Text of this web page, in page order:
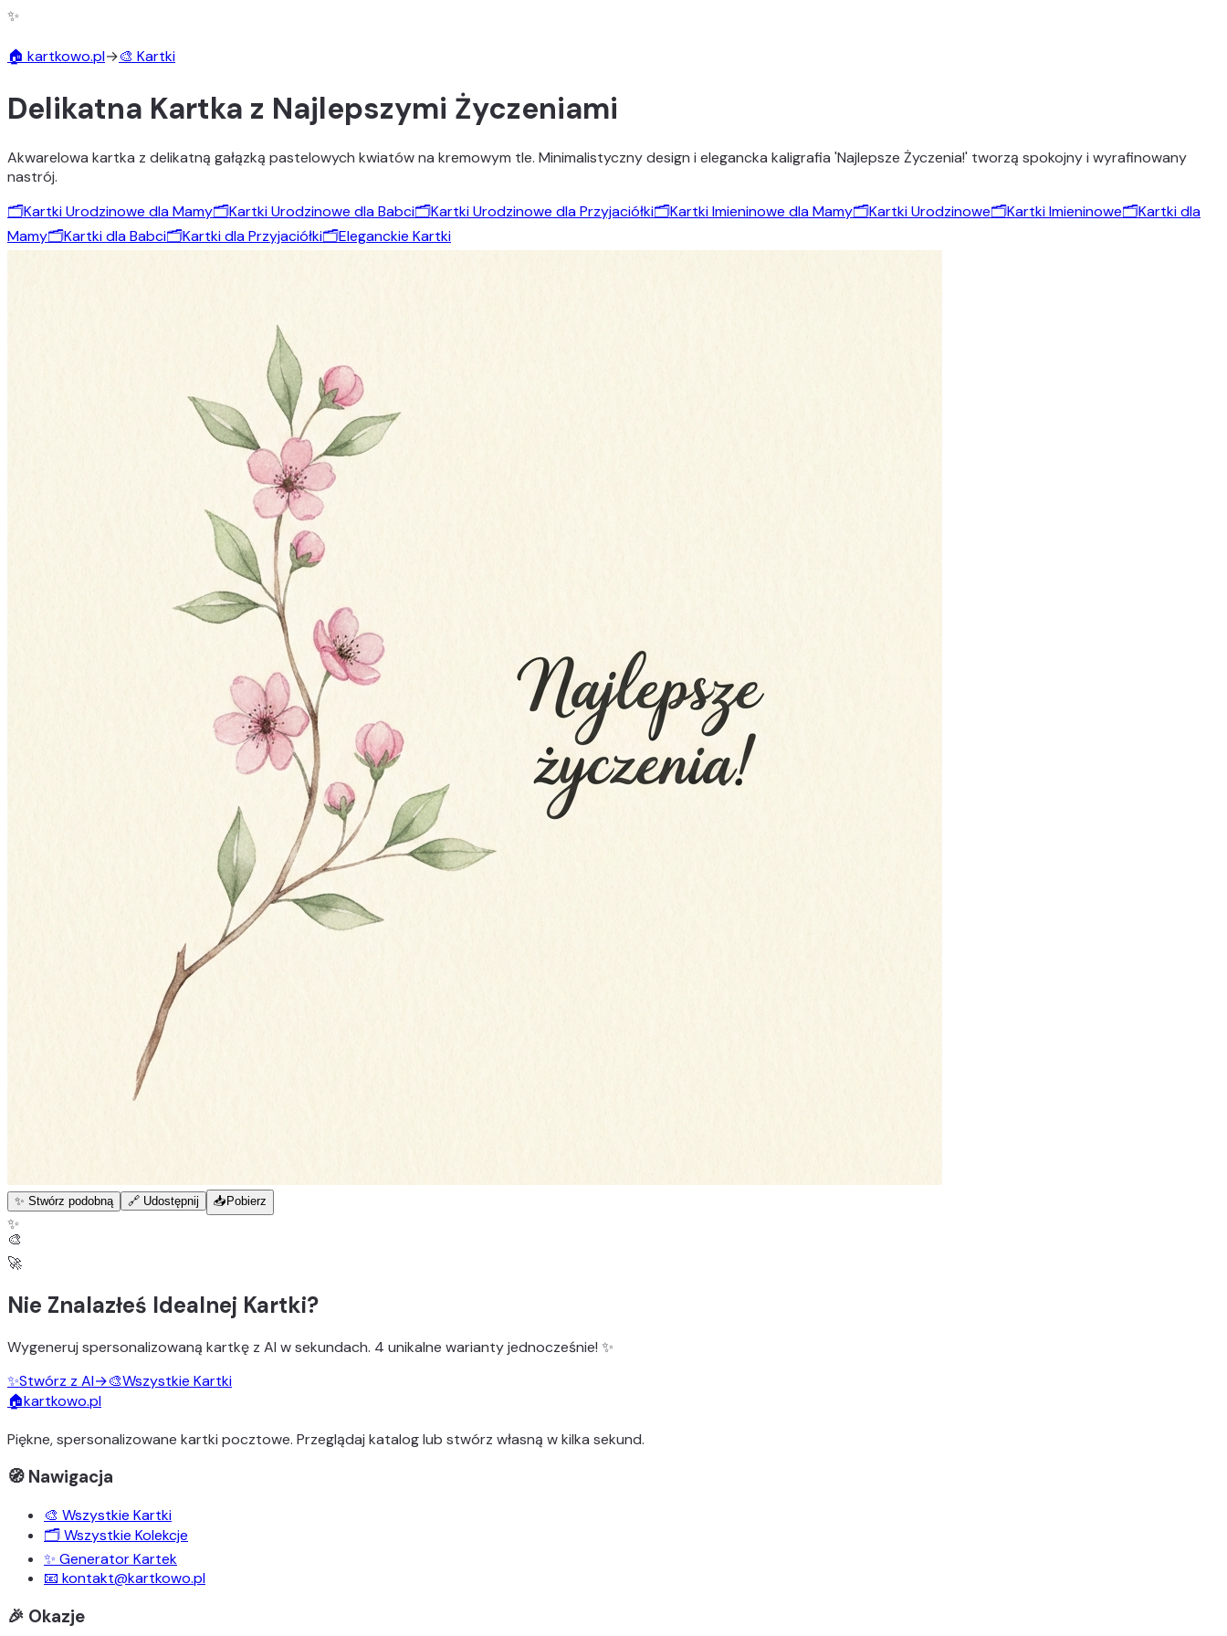
✨
🏠 kartkowo.pl→🎨 Kartki
Delikatna Kartka z Najlepszymi Życzeniami
Akwarelowa kartka z delikatną gałązką pastelowych kwiatów na kremowym tle. Minimalistyczny design i elegancka kaligrafia 'Najlepsze Życzenia!' tworzą spokojny i wyrafinowany
nastrój.
🗂️Kartki Urodzinowe dla Mamy🗂️Kartki Urodzinowe dla Babci🗂️Kartki Urodzinowe dla Przyjaciółki🗂️Kartki Imieninowe dla Mamy🗂️Kartki Urodzinowe🗂️Kartki Imieninowe🗂️Kartki dla
Mamy🗂️Kartki dla Babci🗂️Kartki dla Przyjaciółki🗂️Eleganckie Kartki
✨ Stwórz podobną 🔗 Udostępnij 📥 Pobierz
✨
🎨
🚀
Nie Znalazłeś Idealnej Kartki?
Wygeneruj spersonalizowaną kartkę z AI w sekundach. 4 unikalne wariantyjednocześnie! ✨
✨Stwórz z AI→🎨Wszystkie Kartki
🏠kartkowo.pl
Piękne, spersonalizowane kartki pocztowe. Przeglądaj katalog lub stwórz własną w kilka sekund.
🧭 Nawigacja
🎨 Wszystkie Kartki
🗂️ Wszystkie Kolekcje
✨ Generator Kartek
📧 kontakt@kartkowo.pl
🎉 Okazje